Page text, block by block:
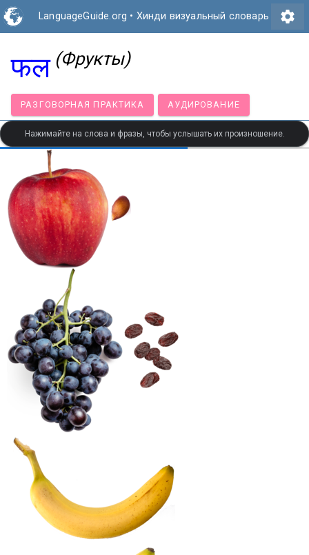
LanguageGuide.org • Хинди визуальный словарь settings
फल (Фрукты)
РАЗГОВОРНАЯ ПРАКТИКА АУДИРОВАНИЕ
Нажимайте на слова и фразы, чтобы услышать их произношение.